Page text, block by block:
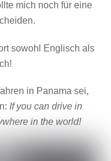
mich noch für eine
sowohl Englisch als
in Panama sei,
If you can drive in
in the world!